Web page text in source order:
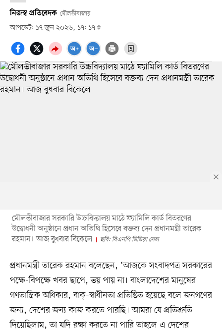
নিজস্ব প্রতিবেদক মৌলভীবাজার
আপডেট: ১৭ জুন ২০২৬, ১৭: ১৭
মৌলভীবাজার সরকারি উচ্চবিদ্যালয় মাঠে ফ্যামিলি কার্ড বিতরণের
উদ্বোধনী অনুষ্ঠানে প্রধান অতিথি হিসেবে বক্তব্য দেন প্রধানমন্ত্রী তারেক
রহমান। আজ বুধবার বিকেলে
ছবি: বিএনপি মিডিয়া সেল
প্রধানমন্ত্রী তারেক রহমান বলেছেন, ‘আজকে সংবাদপত্র সরকারের
পক্ষে-বিপক্ষে খবর ছাপে, ভয় পায় না। বাংলাদেশের মানুষের
গণতান্ত্রিক অধিকার, বাক্‌-স্বাধীনতা প্রতিষ্ঠিত হয়েছে বলে জনগণের
জন্য, দেশের জন্য কাজ করতে পারছি। আমরা যে প্রতিশ্রুতি
দিয়েছিলাম, তা যদি রক্ষা করতে না পারি তাহলে এ দেশের